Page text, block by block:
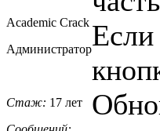
Academic Crack
Администратор
Стаж: 17 лет